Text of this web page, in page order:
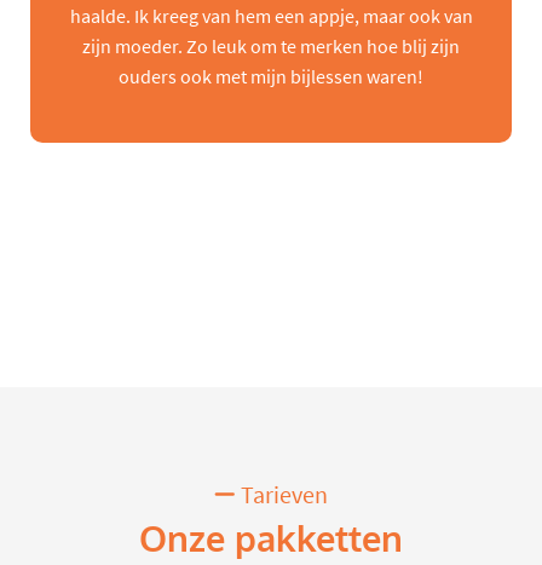
haalde. Ik kreeg van hem een appje, maar ook van
zijn moeder. Zo leuk om te merken hoe blij zijn
ouders ook met mijn bijlessen waren!
Tarieven
Onze pakketten